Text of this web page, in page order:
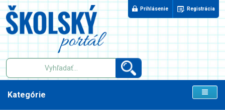
Prihlásenie Registrácia
Kategórie